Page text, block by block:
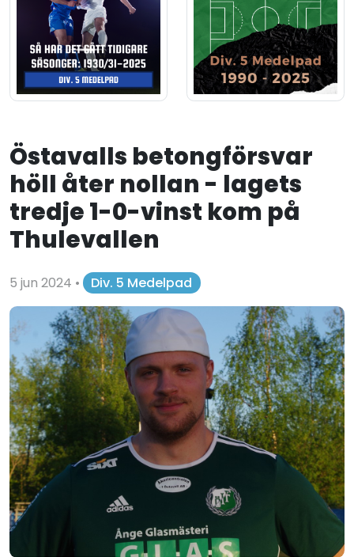
Östavalls betongförsvar
höll åter nollan - lagets
tredje 1-0-vinst kom på
Thulevallen
5 jun 2024 • Div. 5 Medelpad